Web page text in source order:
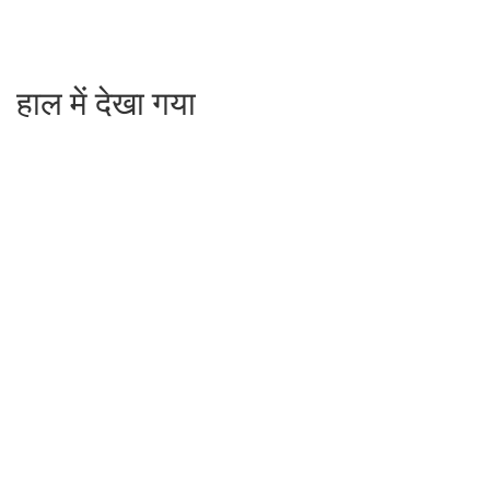
हाल में देखा गया